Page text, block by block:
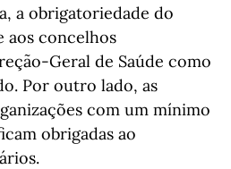
a obrigatoriedade do
aos concelhos
Geral de Saúde como
Por outro lado, as
com um mínimo
obrigadas ao